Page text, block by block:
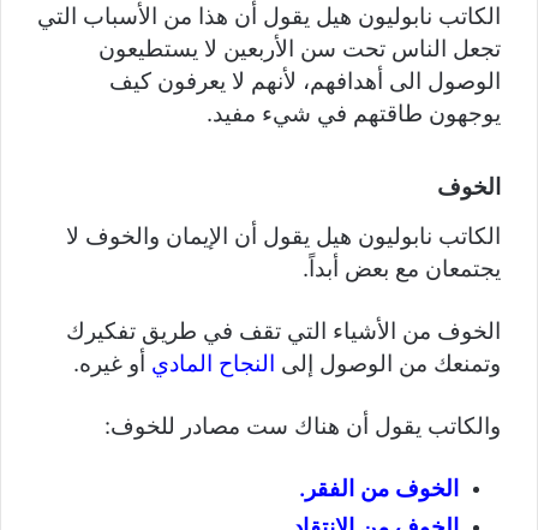
الكاتب نابوليون هيل يقول أن هذا من الأسباب التي
تجعل الناس تحت سن الأربعين لا يستطيعون
الوصول الى أهدافهم، لأنهم لا يعرفون كيف
يوجهون طاقتهم في شيء مفيد.
الخوف
الكاتب نابوليون هيل يقول أن الإيمان والخوف لا
يجتمعان مع بعض أبداً.
الخوف من الأشياء التي تقف في طريق تفكيرك
وتمنعك من الوصول إلى النجاح المادي أو غيره.
والكاتب يقول أن هناك ست مصادر للخوف:
الخوف من الفقر.